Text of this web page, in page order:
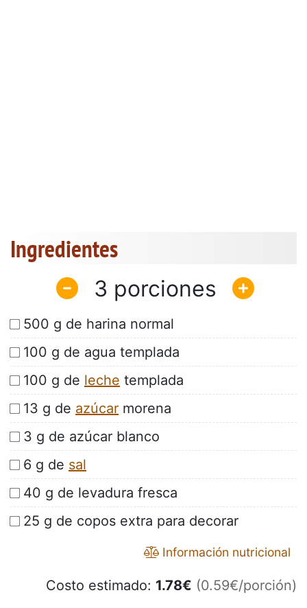
Ingredientes
3
500 g de harina normal
100 g de agua templada
100 g de leche templada
13 g de azúcar morena
3 g de azúcar blanco
6 g de sal
40 g de levadura fresca
25 g de copos extra para decorar
Información nutricional
Costo estimado: 1.78€ (0.59€/porción)